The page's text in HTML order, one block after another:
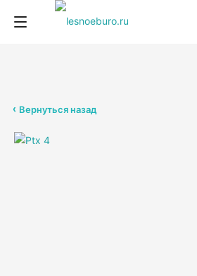
Вернуться назад